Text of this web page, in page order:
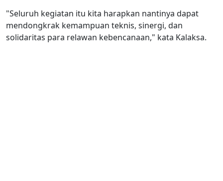
"Seluruh kegiatan itu kita harapkan nantinya dapat
mendongkrak kemampuan teknis, sinergi, dan
solidaritas para relawan kebencanaan," kata Kalaksa.